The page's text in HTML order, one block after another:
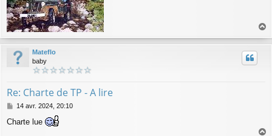
a
u
Mateflo
baby
Re: Charte de TP - A lire
M
s
14 avr. 2024, 20:10
Charte lue